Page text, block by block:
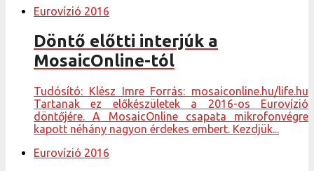
Eurovízió 2016
Döntő előtti interjúk a
MosaicOnline-tól
Tudósító: Klész Imre Forrás: mosaiconline.hu/life.hu
Tartanak ez előkészületek a 2016-os Eurovízió
döntőjére. A MosaicOnline csapata mikrofonvégre
kapott néhány nagyon érdekes embert. Kezdjük...
Eurovízió 2016